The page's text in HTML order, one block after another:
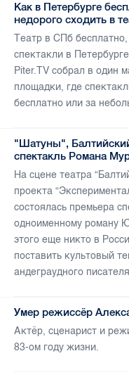
Как в Петербурге
недорого сходить в
Театр в СПб
спектакли в
Piter.TV собрал в один
площадки, где
бесплатно или за
"Шатуны",
спектакль Романа
На сцене театра
проекта
состоялась премьера
одноименному роману
этого еще никто в
поставить культовый
андеграудного
Умер режиссёр
Актёр, сценарист и
83-ом году жизни.